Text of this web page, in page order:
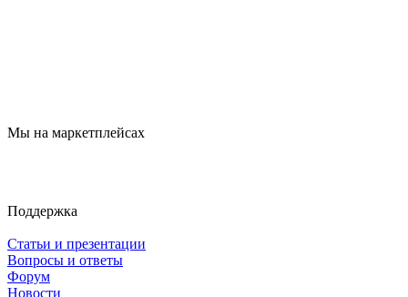
Мы на маркетплейсах
Поддержка
Статьи и презентации
Вопросы и ответы
Форум
Новости